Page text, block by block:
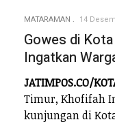
MATARAMAN 14
Gowes di
Ingatkan
JATIMPOS.CO/
Timur, Khofifah
kunjungan di